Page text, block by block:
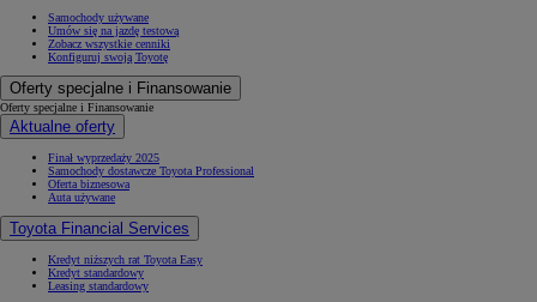
Samochody używane
Umów się na jazdę testową
Zobacz wszystkie cenniki
Konfiguruj swoją Toyotę
Oferty specjalne i Finansowanie
Oferty specjalne i Finansowanie
Aktualne oferty
Finał wyprzedaży 2025
Samochody dostawcze Toyota Professional
Oferta biznesowa
Auta używane
Toyota Financial Services
Kredyt niższych rat Toyota Easy
Kredyt standardowy
Leasing standardowy